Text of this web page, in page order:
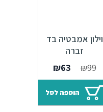
וילון אמבטיה בד
זברה
₪99
המחיר
המקורי
היה:
₪99.
₪63
הנוכחי
הוא:
₪63.
הוספה לסל